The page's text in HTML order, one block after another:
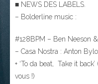
■ NEWS DES LABELS.
– Bolderline music :
#128BPM – Ben Neeson &
– Casa Nostra : Anton
+ ‘To da beat, Take it
vous !)